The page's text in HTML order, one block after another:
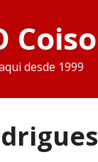
Coiso
desde 1999